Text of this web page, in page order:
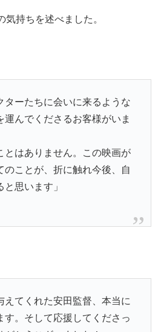
気持ちを述べました。
ターたちに会いに来るような
運んでくださるお客様がいま
とはありません。この映画が
のことが、折に触れ今後、自
思います」
えてくれた安田監督、本当に
す。そして応援してくださっ